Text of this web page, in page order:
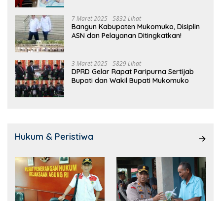
7 Maret 2025 5832 Lihat
Bangun Kabupaten Mukomuko, Disiplin
ASN dan Pelayanan Ditingkatkan!
3 Maret 2025 5829 Lihat
DPRD Gelar Rapat Paripurna Sertijab
Bupati dan Wakil Bupati Mukomuko
Hukum & Peristiwa